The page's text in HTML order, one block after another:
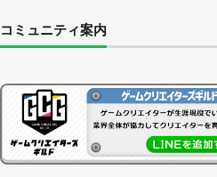
コミュニティ案内